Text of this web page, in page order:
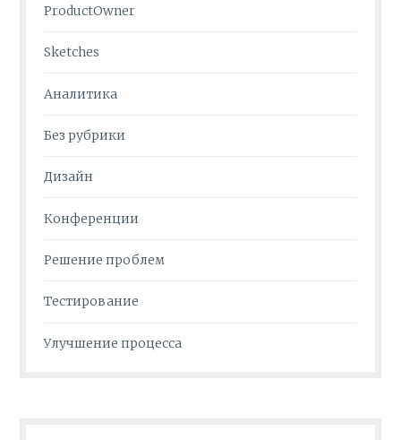
ProductOwner
Sketches
Аналитика
Без рубрики
Дизайн
Конференции
Решение проблем
Тестирование
Улучшение процесса